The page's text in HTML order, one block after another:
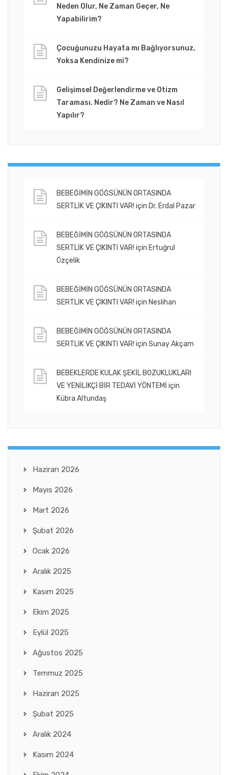
Neden Olur, Ne Zaman Geçer, Ne
Yapabilirim?
Çocuğunuzu Hayata mı Bağlıyorsunuz,
Yoksa Kendinize mi?
Gelişimsel Değerlendirme ve Otizm
Taraması. Nedir? Ne Zaman ve Nasıl
Yapılır?
BEBEĞİMİN GÖĞSÜNÜN ORTASINDA
SERTLİK VE ÇIKINTI VAR! için Dr. Erdal Pazar
BEBEĞİMİN GÖĞSÜNÜN ORTASINDA
SERTLİK VE ÇIKINTI VAR! için Ertuğrul
Özçelik
BEBEĞİMİN GÖĞSÜNÜN ORTASINDA
SERTLİK VE ÇIKINTI VAR! için Neslihan
BEBEĞİMİN GÖĞSÜNÜN ORTASINDA
SERTLİK VE ÇIKINTI VAR! için Sunay Akçam
BEBEKLERDE KULAK ŞEKİL BOZUKLUKLARI
VE YENİLİKÇİ BİR TEDAVİ YÖNTEMİ için
Kübra Altundaş
Haziran 2026
Mayıs 2026
Mart 2026
Şubat 2026
Ocak 2026
Aralık 2025
Kasım 2025
Ekim 2025
Eylül 2025
Ağustos 2025
Temmuz 2025
Haziran 2025
Şubat 2025
Aralık 2024
Kasım 2024